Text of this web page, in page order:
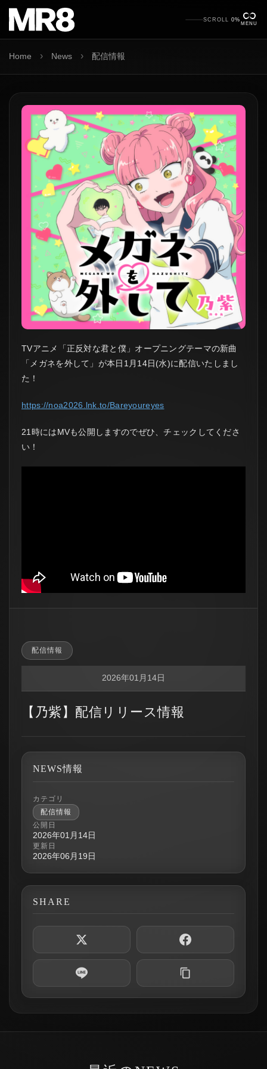
SCROLL 0%
MENU
Home › News › 配信情報
TVアニメ「正反対な君と僕」オープニングテーマの新曲
「メガネを外して」が本日1月14日(水)に配信いたしまし
た！
https://noa2026.lnk.to/Bareyoureyes
21時にはMVも公開しますのでぜひ、チェックしてくださ
い！
配信情報
2026年01月14日
【乃紫】配信リリース情報
NEWS情報
カテゴリ
配信情報
公開日
2026年01月14日
更新日
2026年06月19日
SHARE